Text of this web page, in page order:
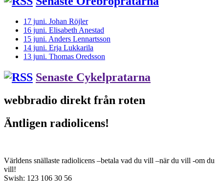
17 juni. Johan Röjler
16 juni. Elisabeth Anestad
15 juni. Anders Lennartsson
14 juni. Erja Lukkarila
13 juni. Thomas Oredsson
Senaste Cykelpratarna
webbradio direkt från roten
Äntligen radiolicens!
Världens snällaste radiolicens –betala vad du vill –när du vill -om du
vill!
Swish: 123 106 30 56